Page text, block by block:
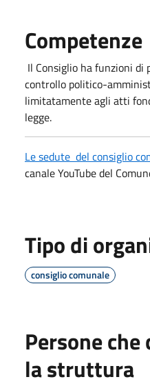
Competenze
Il Consiglio ha funzioni di
controllo politico-
limitatamente agli atti
legge.
Le sedute del consiglio
canale YouTube del
Tipo di
consiglio comunale
Persone
la struttura